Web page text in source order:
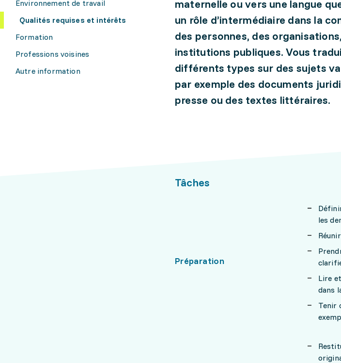
Environnement de travail
Qualités requises et intérêts
Formation
Professions voisines
Autre information
maternelle ou vers une langue
un rôle d’intermédiaire dans la
des personnes, des
institutions publiques. Vous
différents types sur des sujets
par exemple des documents
presse ou des textes littéraires.
Tâches
Préparation
les
Lire
dans
Tenir